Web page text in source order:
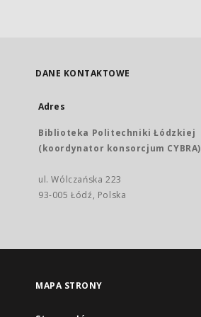
DANE KONTAKTOWE
Adres
Biblioteka Politechniki Łódzkiej
(koordynator konsorcjum CYBRA)
ul. Wólczańska 223
93-005 Łódź, Polska
MAPA STRONY